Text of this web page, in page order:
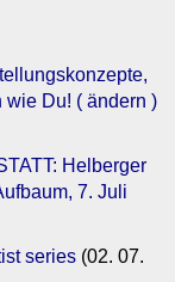
Du! ( ändern )
Helberger
7. Juli
series (02. 07.